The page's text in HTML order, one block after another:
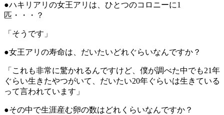
●ハキリアリの女王アリは、ひとつのコロニーに1
匹・・・？
「そうです」
●女王アリの寿命は、だいたいどれぐらいなんですか？
「これも非常に驚かれるんですけど、僕が調べた中でも21年
ぐらい生きたやつがいて、だいたい20年ぐらいは生きている
って言われています」
●その中で生涯産む卵の数はどれくらいなんですか？